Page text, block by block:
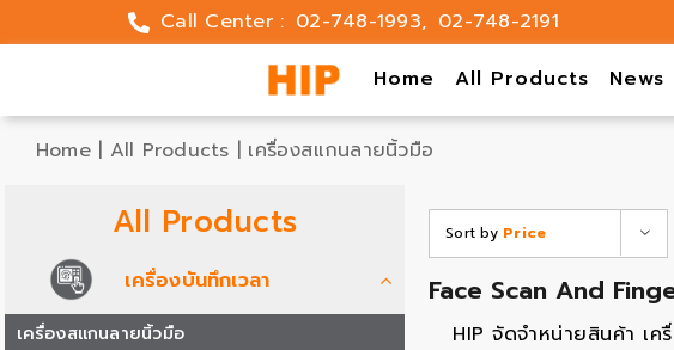
to
Call Center : 02-748-1993, 02-748-2191
Home
All Products
Home| All Products | เครื่องสแกนลายนิ้วมือ
All Products
เครื่องบันทึกเวลา
เครื่องสแกนลายนิ้วมือ
Sort by Price
Face Scan And
HIP จัดจำหน่ายสินค้า เ